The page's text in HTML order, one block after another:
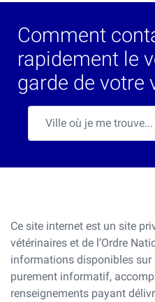
Comment
rapidement le
garde de votre
Ce site internet est un site
vétérinaires et de l’Ordre
informations disponibles sur
purement informatif,
renseignements payant